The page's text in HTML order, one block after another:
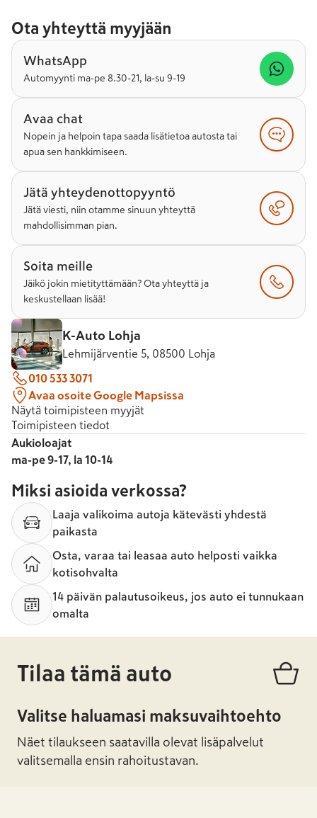
Ota yhteyttä myyjään
WhatsApp
Automyynti ma-pe 8.30-21, la-su 9-19
Avaa chat
Nopein ja helpoin tapa saada lisätietoa autosta tai
apua sen hankkimiseen.
Jätä yhteydenottopyyntö
Jätä viesti, niin otamme sinuun yhteyttä
mahdollisimman pian.
Soita meille
Jäikö jokin mietityttämään? Ota yhteyttä ja
keskustellaan lisää!
K-Auto Lohja
Lehmijärventie 5, 08500 Lohja
010 533 3071
Avaa osoite Google Mapsissa
Näytä toimipisteen myyjät
Toimipisteen tiedot
Aukioloajat
ma-pe 9-17, la 10-14
Miksi asioida verkossa?
Laaja valikoima autoja kätevästi yhdestä
paikasta
Osta, varaa tai leasaa auto helposti vaikka
kotisohvalta
14 päivän palautusoikeus, jos auto ei tunnukaan
omalta
Tilaa tämä auto
Valitse haluamasi maksuvaihtoehto
Näet tilaukseen saatavilla olevat lisäpalvelut
valitsemalla ensin rahoitustavan.